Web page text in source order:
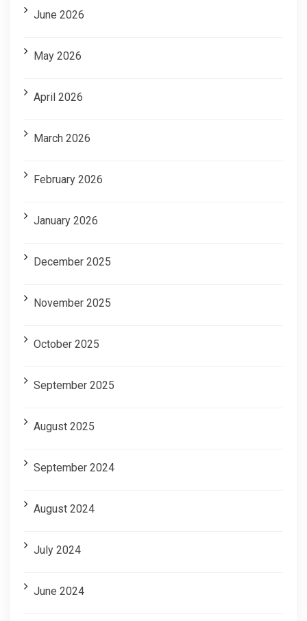
June 2026
May 2026
April 2026
March 2026
February 2026
January 2026
December 2025
November 2025
October 2025
September 2025
August 2025
September 2024
August 2024
July 2024
June 2024